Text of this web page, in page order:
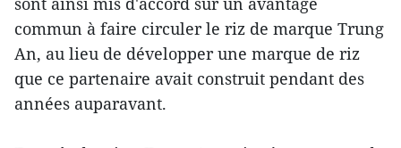
commun à faire circuler le riz de marque Trung
An, au lieu de développer une marque de riz
que ce partenaire avait construit pendant des
années auparavant.